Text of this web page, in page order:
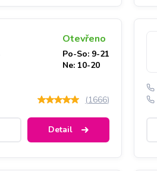
Otevřeno
Po-So: 9-21
Ne: 10-20
(1666)
Detail